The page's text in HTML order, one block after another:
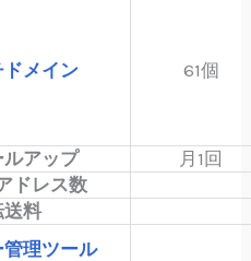
ドメイン 61個
ルアップ
月1回
ドレス数
送料
理ツール